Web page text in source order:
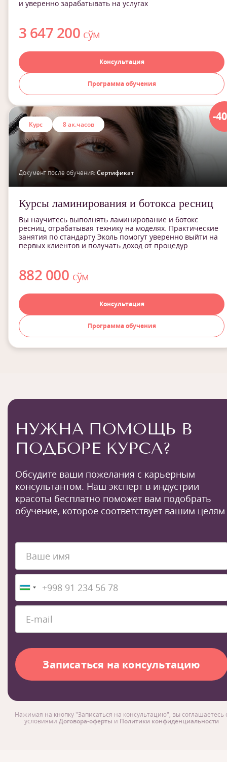
и уверенно зарабатывать на услугах
3 647 200 сўм
Консультация
Программа обучения
-
Курс 8 ак.часов
Документ после обучения: Сертификат
Курсы ламинирования и ботокса ресниц
Вы научитесь выполнять ламинирование и ботокс
ресниц, отрабатывая технику на моделях. Практические
занятия по стандарту Эколь помогут уверенно выйти на
первых клиентов и получать доход от процедур
882 000 сўм
Консультация
Программа обучения
НУЖНА ПОМОЩЬ В
ПОДБОРЕ КУРСА?
Обсудите ваши пожелания с карьерным
консультантом. Наш эксперт в индустрии
красоты бесплатно поможет вам подобрать
обучение, которое соответствует вашим целям
Нажимая на кнопку "Записаться на консультацию", вы соглашаетесь
условиями Договора-оферты и Политики конфиденциальности